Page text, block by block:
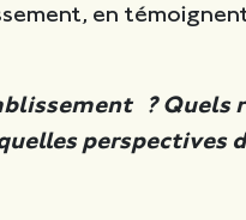
en
?
perspectives